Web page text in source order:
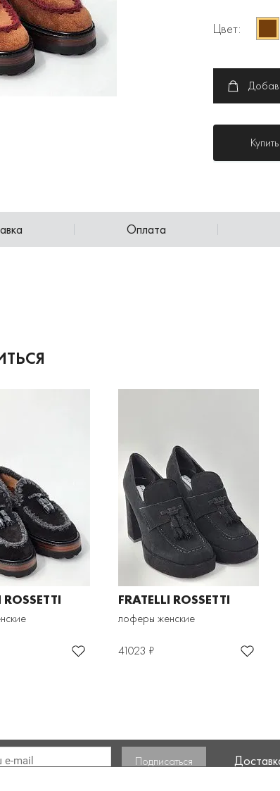
Цвет:
Оплата
ROSSETTI FRATELLI ROSSETTI
лоферы женские
41023 ₽